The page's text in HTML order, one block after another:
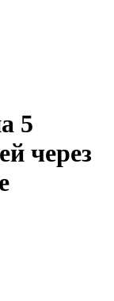
5
через